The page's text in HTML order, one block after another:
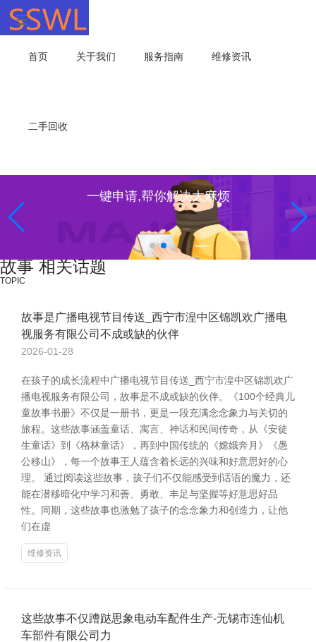
首页 关于我们 服务指南 维修资讯
二手回收
专业维修，我们值得信赖！
故事 相关话题
TOPIC
故事是广播电视节目传送_西宁市湟中区锦凯欢广播电
视服务有限公司不成或缺的伙伴
2026-01-28
在孩子的成长流程中广播电视节目传送_西宁市湟中区锦凯欢广
播电视服务有限公司，故事是不成或缺的伙伴。《100个经典儿
童故事书册》不仅是一册书，更是一段充满念念象力与关切的
旅程。这些故事涵盖童话、寓言、神话和民间传奇，从《安徒
生童话》到《格林童话》，再到中国传统的《嫦娥奔月》《愚
公移山》，每一个故事王人蕴含着长远的兴味和好意思好的心
理。 通过阅读这些故事，孩子们不仅能感受到话语的魔力，还
能在潜移暗化中学习和善、勇敢、丰足与坚握等好意思好品
性。同期，这些故事也激勉了孩子的念念象力和创造力，让他
们在虚
维修资讯
这些故事不仅蹧跶思象电动车配件生产-无锡市连仙机
车部件有限公司力